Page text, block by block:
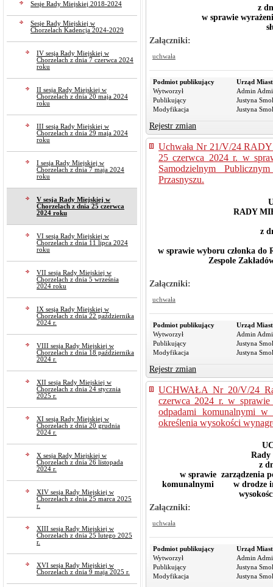
Sesje Rady Miejskiej 2018-2024
Sesje Rady Miejskiej w
Chorzelach Kadencja 2024-2029
IV sesja Rady Miejskiej w
Chorzelach z dnia 7 czerwca 2024
roku
II sesja Rady Miejskiej w
Chorzelach z dnia 20 maja 2024
roku
III sesja Rady Miejskiej w
Chorzelach z dnia 29 maja 2024
roku
I sesja Rady Miejskiej w
Chorzelach z dnia 7 maja 2024
roku
V sesja Rady Miejskiej w
Chorzelach z dnia 25 czerwca
2024 roku
VI sesja Rady Miejskiej w
Chorzelach z dnia 11 lipca 2024
roku
VII sesja Rady Miejskiej w
Chorzelach z dnia 5 września
2024 roku
IX sesja Rady Miejskiej w
Chorzelach z dnia 22 października
2024 r.
VIII sesja Rady Miejskiej w
Chorzelach z dnia 18 października
2024 r.
XII sesja Rady Miejskiej w
Chorzelach z dnia 24 stycznia
2025 r.
XI sesja Rady Miejskiej w
Chorzelach z dnia 20 grudnia
2024 r.
X sesja Rady Miejskiej w
Chorzelach z dnia 26 listopada
2024 r.
XIV sesja Rady Miejskiej w
Chorzelach z dnia 25 marca 2025
r.
XIII sesja Rady Miejskiej w
Chorzelach z dnia 25 lutego 2025
r.
XVI sesja Rady Miejskiej w
Chorzelach z dnia 9 maja 2025 r.
z
w sprawie
Załączniki:
uchwała
Podmiot publikujący
Urząd
Wytworzył
Admin
Publikujący
Justyna
Modyfikacja
Justyna
Rejestr zmian
Uchwała Nr 21/V/24
25 czerwca 2024 r. w
Samodzielnym
Przasnyszu.
RADY
z
w sprawie wyboru członka do
Zespole
Załączniki:
uchwała
Podmiot publikujący
Urząd
Wytworzył
Admin
Publikujący
Justyna
Modyfikacja
Justyna
Rejestr zmian
UCHWAŁA Nr 20/V/24
czerwca 2024 r. w sprawie
odpadami komunalnymi w
określenia wysokości
Rady
z
w sprawie zarządzenia
komunalnymi w drodze
Załączniki:
uchwała
Podmiot publikujący
Urząd
Wytworzył
Admin
Publikujący
Justyna
Modyfikacja
Justyna